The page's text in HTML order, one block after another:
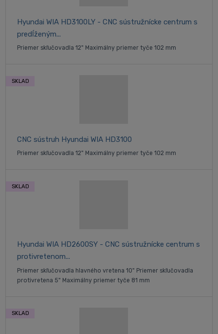
Hyundai WIA HD3100LY - CNC sústružnícke centrum s
predĺženým...
Priemer skľučovadla 12" Maximálny priemer tyče 102 mm
CNC sústruh Hyundai WIA HD3100
Priemer skľučovadla 12" Maximálny priemer tyče 102 mm
SKLAD
Hyundai WIA HD2600SY - CNC sústružnícke centrum s
protivretenom...
Priemer skľučovadla hlavného vretena 10" Priemer skľučovadla
protivretena 5" Maximálny priemer tyče 81 mm
SKLAD
SKLAD